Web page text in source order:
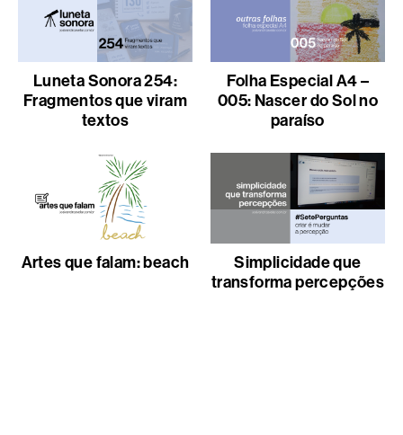
Luneta Sonora 254:
Fragmentos que viram
textos
Folha Especial A4 –
005: Nascer do Sol no
paraíso
Artes que falam: beach
Simplicidade que
transforma percepções